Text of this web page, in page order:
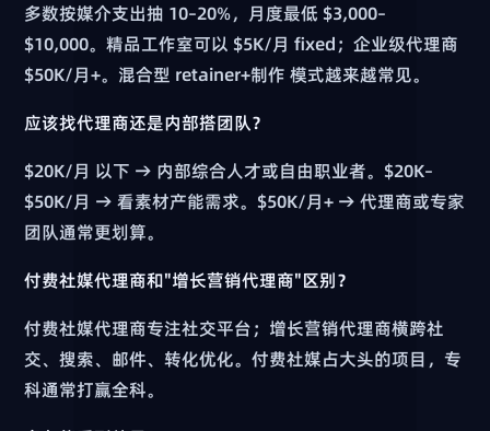
多数按媒介支出抽 10–20%，月度最低 $3,000–
$10,000。精品工作室可以 $5K/月 fixed；企业级代理商
$50K/月+。混合型 retainer+制作 模式越来越常见。
应该找代理商还是内部搭团队？
$20K/月 以下 → 内部综合人才或自由职业者。$20K–
$50K/月 → 看素材产能需求。$50K/月+ → 代理商或专家
团队通常更划算。
付费社媒代理商和"增长营销代理商"区别？
付费社媒代理商专注社交平台；增长营销代理商横跨社
交、搜索、邮件、转化优化。付费社媒占大头的项目，专
科通常打赢全科。